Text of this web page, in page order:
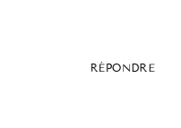
RÉPONDRE